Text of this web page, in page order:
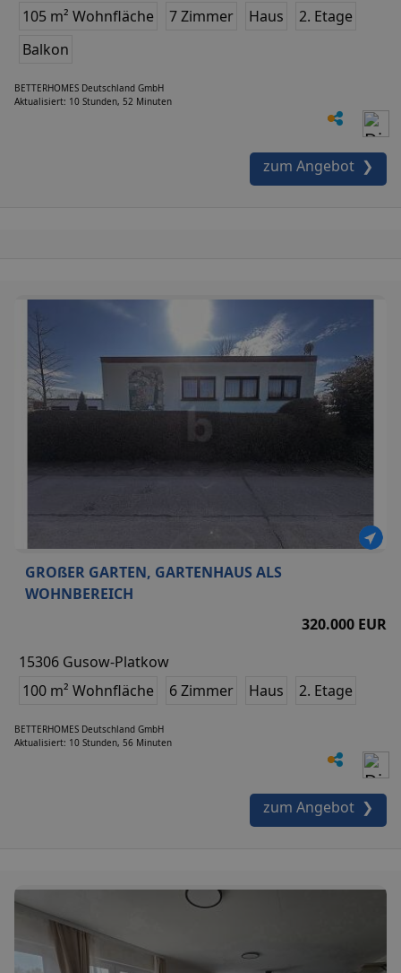
105 m² Wohnfläche
7 Zimmer Haus
2. Etage
Balkon
BETTERHOMES Deutschland GmbH
Aktualisiert: 10 Stunden, 52 Minuten
zum Angebot ❯
GROßER GARTEN, GARTENHAUS ALS
WOHNBEREICH
320.000 EUR
15306 Gusow-Platkow
100 m² Wohnfläche
6 Zimmer Haus 2. Etage
BETTERHOMES Deutschland GmbH
Aktualisiert: 10 Stunden, 56 Minuten
zum Angebot ❯